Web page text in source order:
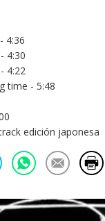
4:36
4:30
4:22
time - 5:48
edición japonesa